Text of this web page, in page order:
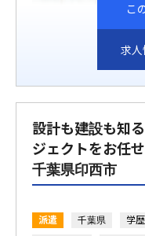
こ
求
設計も建設も知
ジェクトをお任
千葉県印西市
派遣 千葉県 学